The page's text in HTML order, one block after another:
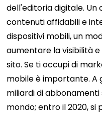
dell'editoria digitale.
contenuti affidabili e
dispositivi mobili, un
aumentare la visibilità
sito. Se ti occupi di
mobile è importante. A
miliardi di
mondo; entro il 2020,